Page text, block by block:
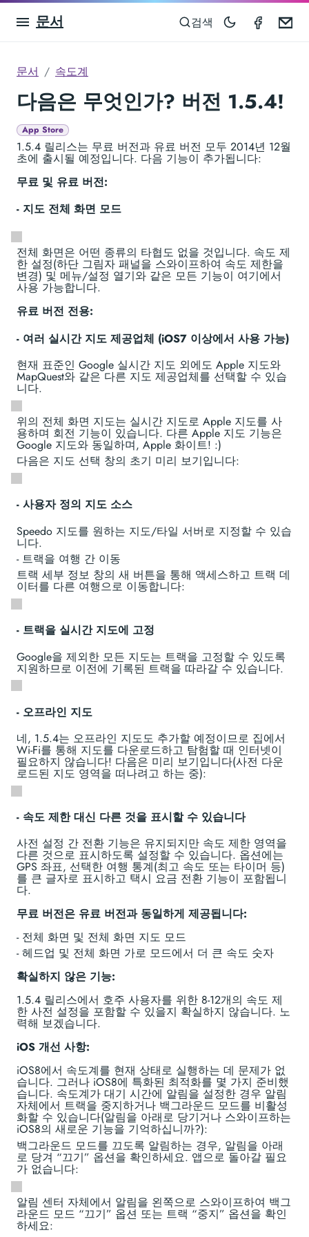
문서 검색
문서 속도계
다음은 무엇인가? 버전 1.5.4!
App Store
1.5.4 릴리스는 무료 버전과 유료 버전 모두 2014년 12월
초에 출시될 예정입니다. 다음 기능이 추가됩니다:
무료 및 유료 버전:
- 지도 전체 화면 모드
전체 화면은 어떤 종류의 타협도 없을 것입니다. 속도 제
한 설정(하단 그림자 패널을 스와이프하여 속도 제한을
변경) 및 메뉴/설정 열기와 같은 모든 기능이 여기에서
사용 가능합니다.
유료 버전 전용:
- 여러 실시간 지도 제공업체 (iOS7 이상에서 사용 가능)
현재 표준인 Google 실시간 지도 외에도 Apple 지도와
MapQuest와 같은 다른 지도 제공업체를 선택할 수 있습
니다.
위의 전체 화면 지도는 실시간 지도로 Apple 지도를 사
용하며 회전 기능이 있습니다. 다른 Apple 지도 기능은
Google 지도와 동일하며, Apple 화이트! :)
다음은 지도 선택 창의 초기 미리 보기입니다:
- 사용자 정의 지도 소스
Speedo 지도를 원하는 지도/타일 서버로 지정할 수 있습
니다.
- 트랙을 여행 간 이동
트랙 세부 정보 창의 새 버튼을 통해 액세스하고 트랙 데
이터를 다른 여행으로 이동합니다:
- 트랙을 실시간 지도에 고정
Google을 제외한 모든 지도는 트랙을 고정할 수 있도록
지원하므로 이전에 기록된 트랙을 따라갈 수 있습니다.
- 오프라인 지도
네, 1.5.4는 오프라인 지도도 추가할 예정이므로 집에서
Wi-Fi를 통해 지도를 다운로드하고 탐험할 때 인터넷이
필요하지 않습니다! 다음은 미리 보기입니다(사전 다운
로드된 지도 영역을 떠나려고 하는 중):
- 속도 제한 대신 다른 것을 표시할 수 있습니다
사전 설정 간 전환 기능은 유지되지만 속도 제한 영역을
다른 것으로 표시하도록 설정할 수 있습니다. 옵션에는
GPS 좌표, 선택한 여행 통계(최고 속도 또는 타이머 등)
를 큰 글자로 표시하고 택시 요금 전환 기능이 포함됩니
다.
무료 버전은 유료 버전과 동일하게 제공됩니다:
- 전체 화면 및 전체 화면 지도 모드
- 헤드업 및 전체 화면 가로 모드에서 더 큰 속도 숫자
확실하지 않은 기능:
1.5.4 릴리스에서 호주 사용자를 위한 8-12개의 속도 제
한 사전 설정을 포함할 수 있을지 확실하지 않습니다. 노
력해 보겠습니다.
iOS 개선 사항:
iOS8에서 속도계를 현재 상태로 실행하는 데 문제가 없
습니다. 그러나 iOS8에 특화된 최적화를 몇 가지 준비했
습니다. 속도계가 대기 시간에 알림을 설정한 경우 알림
자체에서 트랙을 중지하거나 백그라운드 모드를 비활성
화할 수 있습니다(알림을 아래로 당기거나 스와이프하는
iOS8의 새로운 기능을 기억하십니까?):
백그라운드 모드를 끄도록 알림하는 경우, 알림을 아래
로 당겨 “끄기” 옵션을 확인하세요. 앱으로 돌아갈 필요
가 없습니다:
알림 센터 자체에서 알림을 왼쪽으로 스와이프하여 백그
라운드 모드 “끄기” 옵션 또는 트랙 “중지” 옵션을 확인
하세요: